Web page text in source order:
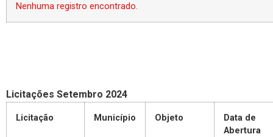
Nenhuma registro encontrado.
Licitações Setembro 2024
Licitação Município Objeto
Data de
Abertura